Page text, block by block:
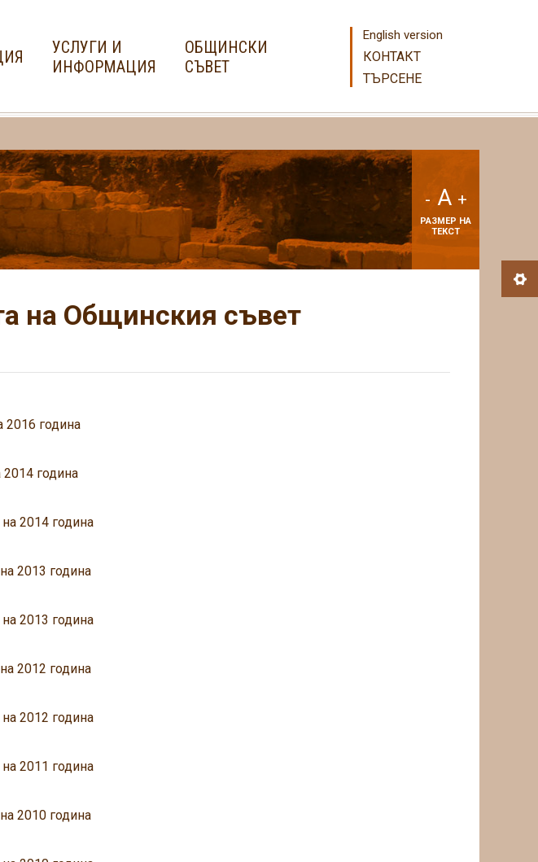
УСЛУГИ И
ИНФОРМАЦИЯ
ОБЩИНСКИ
СЪВЕТ
English version
КОНТАКТ
ТЪРСЕНЕ
- A +
РАЗМЕР НА
ТЕКСТ
на Общинския съвет
2016 година
2014 година
2014 година
2013 година
2013 година
2012 година
2012 година
2011 година
2010 година